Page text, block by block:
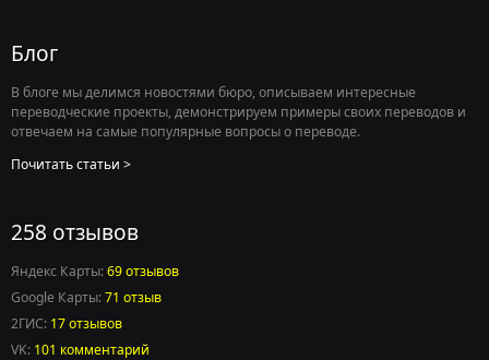
Блог
В блоге мы делимся новостями бюро, описываем интересные
переводческие проекты, демонстрируем примеры своих переводов и
отвечаем на самые популярные вопросы о переводе.
Почитать статьи
258 отзывов
Яндекс Карты:69 отзывов
Google Карты:71 отзыв
2ГИС: 17 отзывов
VK: 101 комментарий